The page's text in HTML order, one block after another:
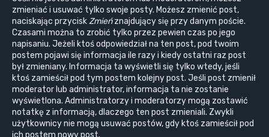
zmieniać i usuwać tylko swoje posty. Możesz zmienić post,
naciskając przyciskZmieńznajdujący się przy danym poście.
Czasami można to zrobić tylko przez pewien czas po jego
napisaniu. Jeżeli ktoś odpowiedział na ten post, pod twoim
postem pojawi się informacja ile razy i kiedy ostatni raz post
był zmieniany. Informacja ta wyświetli się tylko wtedy, jeśli
ktoś zamieścił pod tym postem kolejny post. Jeśli post zmienił
moderator lub administrator, informacja ta nie zostanie
wyświetlona. Administratorzy i moderatorzy mogą zostawić
notatkę z informacją, dlaczego ten post zmieniali. Zwykli
użytkownicy nie mogą usuwać postów, gdy ktoś zamieścił pod
ich postem nowy post.